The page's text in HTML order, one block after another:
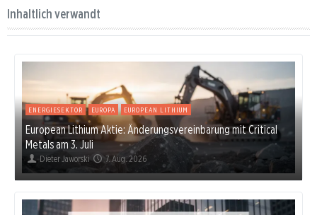
Inhaltlich verwandt
ENERGIESEKTOR EUROPA EUROPEAN LITHIUM
European Lithium Aktie: Änderungsvereinbarung mit Critical
Metals am 3. Juli
Dieter Jaworski 7. Aug. 2026